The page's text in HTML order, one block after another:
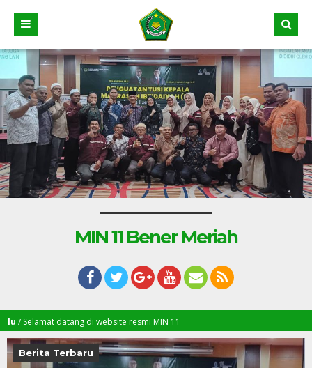
MIN 11 Bener Meriah
datang di website resmi MIN 11
Berita Terbaru